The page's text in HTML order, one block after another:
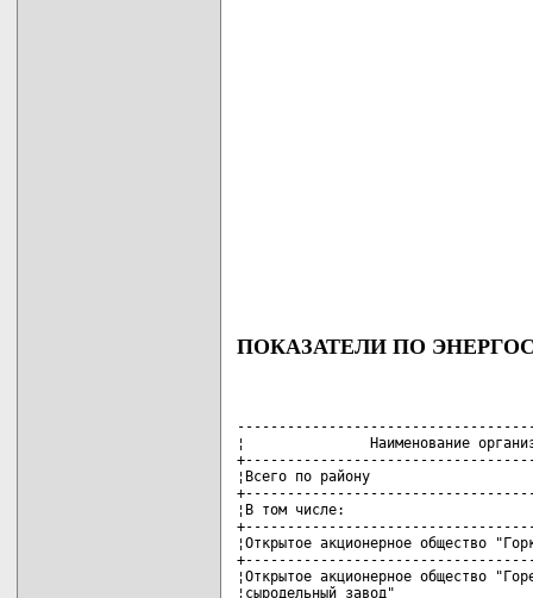
ПОКАЗАТЕЛИ ПО
¦               Наименование
¦Всего по району
¦В том числе:
¦Открытое акционерное
¦Открытое акционерное общество
¦сыродельный завод"